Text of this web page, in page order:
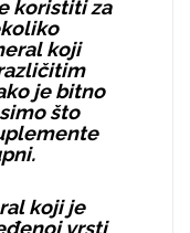
koristiti za
koji
je bitno
što
koji je
vrsti